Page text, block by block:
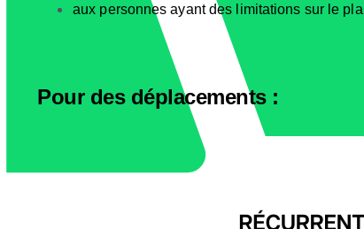
aux personnes ayant des limitations sur le
Pour des déplacements :